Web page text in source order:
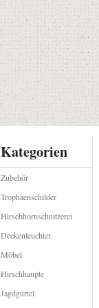
Kategorien
Zubehör
Trophäenschilder
Hirschhornschnitzerei
Deckenleuchter
Möbel
Hirschhaupte
Jagdgürtel